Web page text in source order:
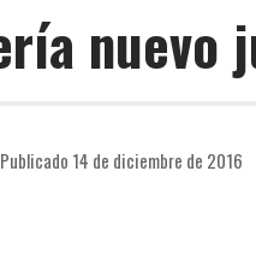
Publicado 14 de diciembre de 2016